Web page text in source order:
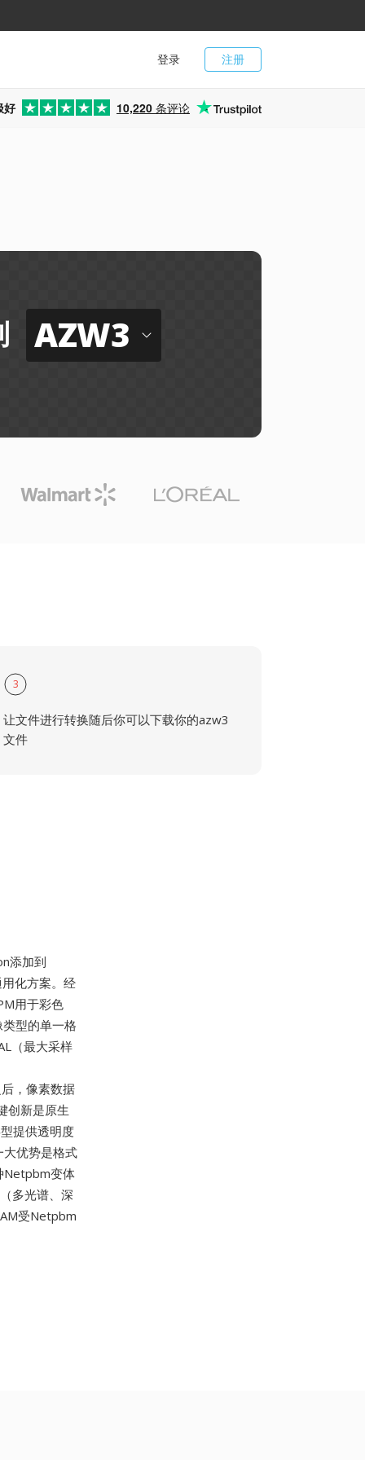
注册
登录
好 10,220 条评论
AZW3
3
让文件进行转换随后你可以下载你的azw3
文件
添加到
化方案。经
用于彩色
型的单一格
（最大采样
后，像素数据
创新是原生
提供透明度
优势是格式
Netpbm变体
多光谱、深
受Netpbm